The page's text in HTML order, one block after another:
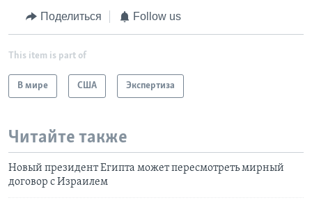
Поделиться Follow us
This item is part of
В мире США Экспертиза
Читайте также
Новый президент Египта может пересмотреть мирный
договор с Израилем